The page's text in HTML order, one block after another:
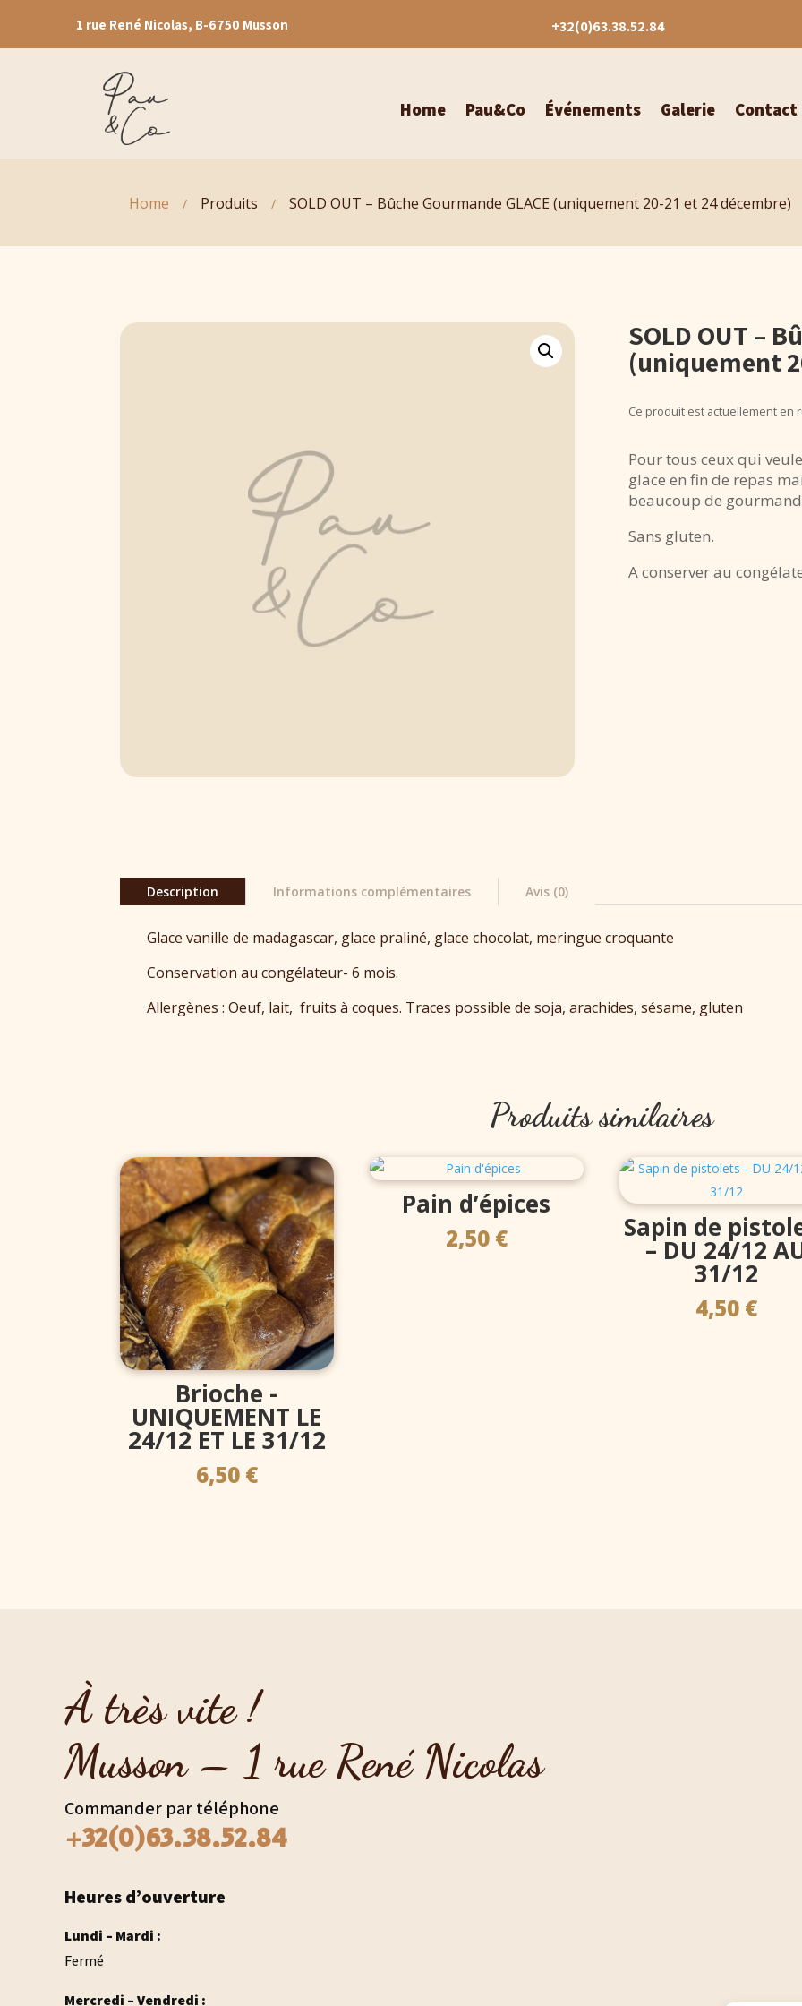
1 rue René Nicolas, B-6750 Musson +32(0)63.38.52.84
Home Pau&Co Événements Galerie Contact
Home / Produits / SOLD OUT – Bûche Gourmande GLACE (uniquement 20-21 et 24 décembre)
SOLD OUT –
(uniquement
Ce produit est actuellement en
Pour tous ceux qui
glace en fin de repas
beaucoup de
Sans gluten.
A conserver au
Description Informations complémentaires Avis (0)
Glace vanille de madagascar, glace praliné, glace chocolat, meringue croquante
Conservation au congélateur- 6 mois.
Allergènes : Oeuf, lait, fruits à coques. Traces possible de soja, arachides, sésame, gluten
Produits similaires
Brioche -
UNIQUEMENT LE
24/12 ET LE 31/12
6,50 €
Pain d’épices
2,50 € Sapin de
– DU 24/12
31/12
4,50 €
À très vite !
Musson – 1 rue René Nicolas
Commander par téléphone
+32(0)63.38.52.84
Heures d’ouverture
Lundi – Mardi :
Fermé
Mercredi – Vendredi :